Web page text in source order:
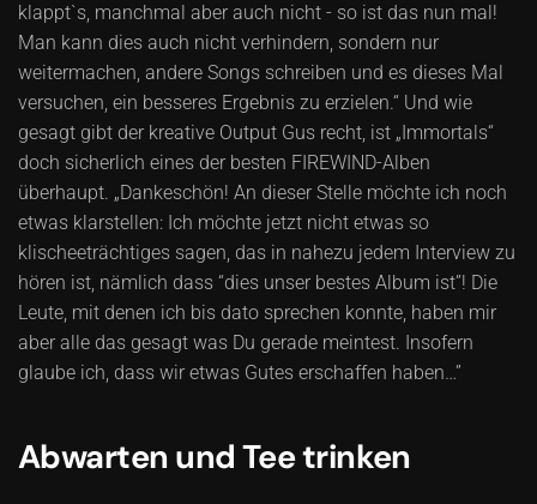
klappt`s, manchmal aber auch nicht - so ist das nun mal!
Man kann dies auch nicht verhindern, sondern nur
weitermachen, andere Songs schreiben und es dieses Mal
versuchen, ein besseres Ergebnis zu erzielen.“ Und wie
gesagt gibt der kreative Output Gus recht, ist „Immortals“
doch sicherlich eines der besten FIREWIND-Alben
überhaupt. „Dankeschön! An dieser Stelle möchte ich noch
etwas klarstellen: Ich möchte jetzt nicht etwas so
klischeeträchtiges sagen, das in nahezu jedem Interview zu
hören ist, nämlich dass “dies unser bestes Album ist”! Die
Leute, mit denen ich bis dato sprechen konnte, haben mir
aber alle das gesagt was Du gerade meintest. Insofern
glaube ich, dass wir etwas Gutes erschaffen haben…”
Abwarten und Tee trinken